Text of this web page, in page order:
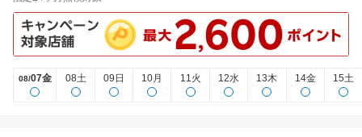
08/07金 08土 09日 10月 11火 12水 13木 14金 15土